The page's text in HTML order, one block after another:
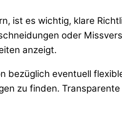
ist es wichtig, klare
oder
anzeigt.
bezüglich eventuell
zu finden.